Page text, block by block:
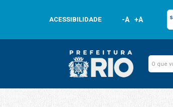
ACESSIBILIDADE -A +A